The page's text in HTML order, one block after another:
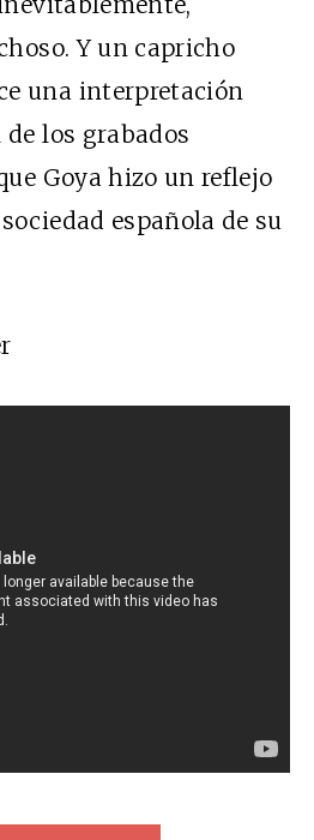
Y un capricho
una interpretación
los grabados
Goya hizo un reflejo
española de su